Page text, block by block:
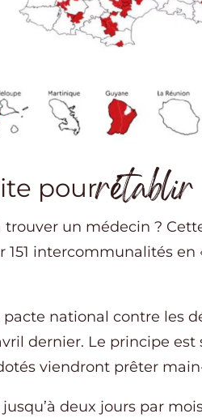
pourrétablir
un médecin ?
intercommunalités en
national contre les
dernier. Le principe
viendront prêter
deux jours par